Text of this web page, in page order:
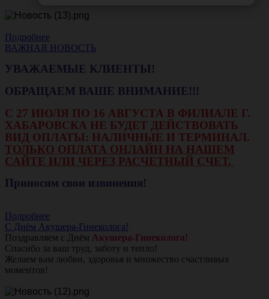
Подробнее
ВАЖНАЯ НОВОСТЬ
УВАЖАЕМЫЕ КЛИЕНТЫ!
ОБРАЩАЕМ ВАШЕ ВНИМАНИЕ!!!
С 27 ИЮЛЯ ПО 16 АВГУСТА В ФИЛИАЛЕ Г.
ХАБАРОВСКА НЕ БУДЕТ ДЕЙСТВОВАТЬ
ВИД ОПЛАТЫ: НАЛИЧНЫЕ И ТЕРМИНАЛ.
ТОЛЬКО ОПЛАТА ОНЛАЙН НА НАШЕМ
САЙТЕ ИЛИ ЧЕРЕЗ РАСЧЕТНЫЙ СЧЕТ.
Приносим свои извинения!
Подробнее
С Днём Акушера-Гинеколога!
Поздравляем с Днём Акушера-Гинеколога!
Спасибо за ваш труд, заботу и тепло!
Желаем вам любви, здоровья и множество счастливых
моментов!